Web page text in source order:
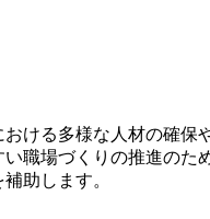
ける多様な人材の確保
職場づくりの推進のた
助します。